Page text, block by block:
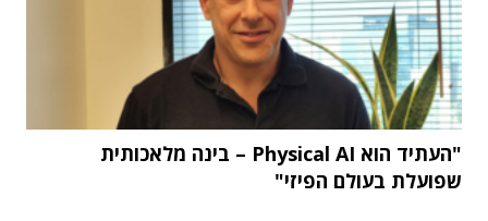
"העתיד הוא Physical AI – בינה מלאכותית
שפועלת בעולם הפיזי"